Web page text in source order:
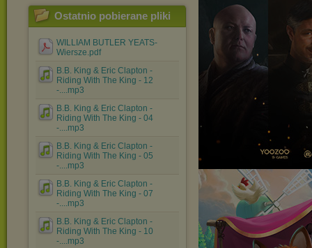
Ostatnio pobierane pliki
WILLIAM BUTLER YEATS-
Wiersze.pdf
B.B. King & Eric Clapton -
Riding With The King - 12
-....mp3
B.B. King & Eric Clapton -
Riding With The King - 04
-....mp3
B.B. King & Eric Clapton -
Riding With The King - 05
-....mp3
B.B. King & Eric Clapton -
Riding With The King - 07
-....mp3
B.B. King & Eric Clapton -
Riding With The King - 10
-....mp3